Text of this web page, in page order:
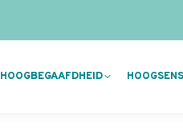
HOOGBEGAAFDHEID